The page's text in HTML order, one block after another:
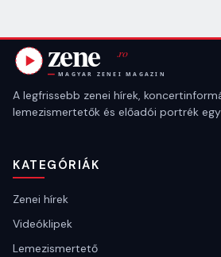
A legfrissebb zenei hírek,
lemezismertetők és előadói portrék egy
KATEGÓRIÁK
Zenei hírek
Videóklipek
Lemezismertető